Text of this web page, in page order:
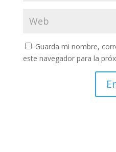
Guarda mi nombre,
este navegador para la